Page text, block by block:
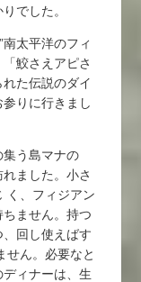
でした。
太平洋のフィ
鮫さえアピさ
た伝説のダイ
りに行きまし
う島マナの
ました。小さ
く、フィジアン
ません。持つ
回し使えばす
せん。必要なと
ィナーは、生